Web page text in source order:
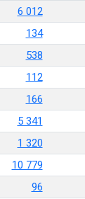
6 012
134
538
112
166
5 341
1 320
10 779
96